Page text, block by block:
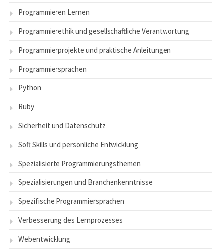
Programmieren Lernen
Programmierethik und gesellschaftliche Verantwortung
Programmierprojekte und praktische Anleitungen
Programmiersprachen
Python
Ruby
Sicherheit und Datenschutz
Soft Skills und persönliche Entwicklung
Spezialisierte Programmierungsthemen
Spezialisierungen und Branchenkenntnisse
Spezifische Programmiersprachen
Verbesserung des Lernprozesses
Webentwicklung